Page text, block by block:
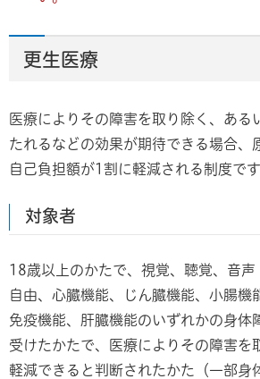
更生医療
医療によりその障害を取り除く、ある
たれるなどの効果が期待できる場合、
自己負担額が1割に軽減される制度です
対象者
18歳以上のかたで、視覚、聴覚、音
自由、心臓機能、じん臓機能、小腸機
免疫機能、肝臓機能のいずれかの身体
受けたかたで、医療によりその障害を
軽減できると判断されたかた（一部身